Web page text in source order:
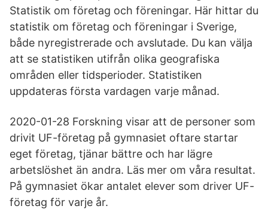
Statistik om företag och föreningar. Här hittar du
statistik om företag och föreningar i Sverige,
både nyregistrerade och avslutade. Du kan välja
att se statistiken utifrån olika geografiska
områden eller tidsperioder. Statistiken
uppdateras första vardagen varje månad.
2020-01-28 Forskning visar att de personer som
drivit UF-företag på gymnasiet oftare startar
eget företag, tjänar bättre och har lägre
arbetslöshet än andra. Läs mer om våra resultat.
På gymnasiet ökar antalet elever som driver UF-
företag för varje år.